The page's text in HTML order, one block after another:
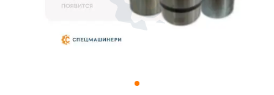
+7 (499) 394-50-93